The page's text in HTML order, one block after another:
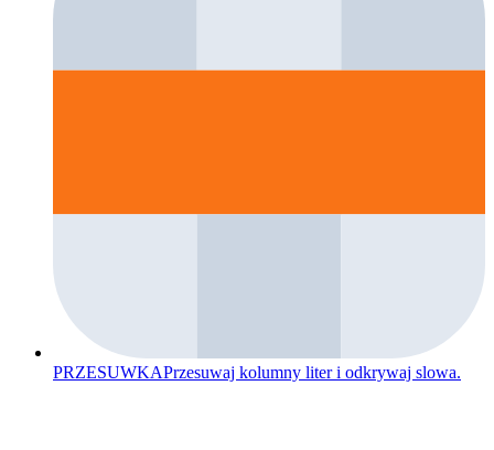
PRZESUWKAPrzesuwaj kolumny liter i odkrywaj slowa.